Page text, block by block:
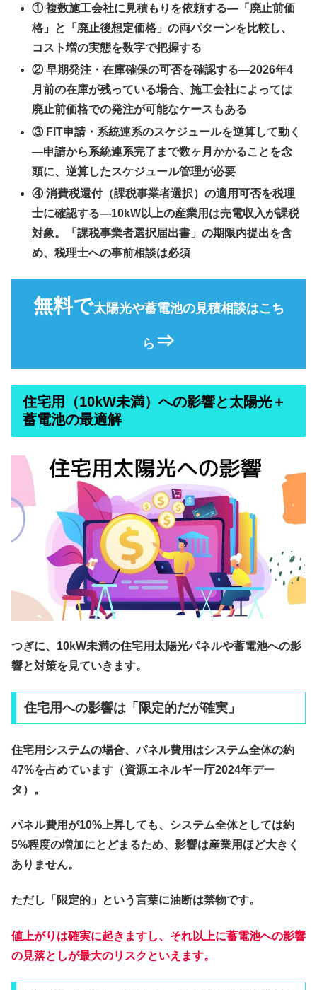
① 複数施工会社に見積もりを依頼する—「廃止前価
格」と「廃止後想定価格」の両パターンを比較し、
コスト増の実態を数字で把握する
② 早期発注・在庫確保の可否を確認する—2026年4
月前の在庫が残っている場合、施工会社によっては
廃止前価格での発注が可能なケースもある
③ FIT申請・系統連系のスケジュールを逆算して動く
—申請から系統連系完了まで数ヶ月かかることを念
頭に、逆算したスケジュール管理が必要
④ 消費税還付（課税事業者選択）の適用可否を税理
士に確認する—10kW以上の産業用は売電収入が課税
対象。「課税事業者選択届出書」の期限内提出を含
め、税理士への事前相談は必須
無料で太陽光や蓄電池の見積相談はこち
ら ⇒
住宅用（10kW未満）への影響と太陽光＋
蓄電池の最適解
つぎに、10kW未満の住宅用太陽光パネルや蓄電池への影
響と対策を見ていきます。
住宅用への影響は「限定的だが確実」
住宅用システムの場合、パネル費用はシステム全体の約
47%を占めています（資源エネルギー庁2024年デー
タ）。
パネル費用が10%上昇しても、システム全体としては約
5%程度の増加にとどまるため、影響は産業用ほど大きく
ありません。
ただし「限定的」という言葉に油断は禁物です。
値上がりは確実に起きますし、それ以上に蓄電池への影響
の見落としが最大のリスクといえます。